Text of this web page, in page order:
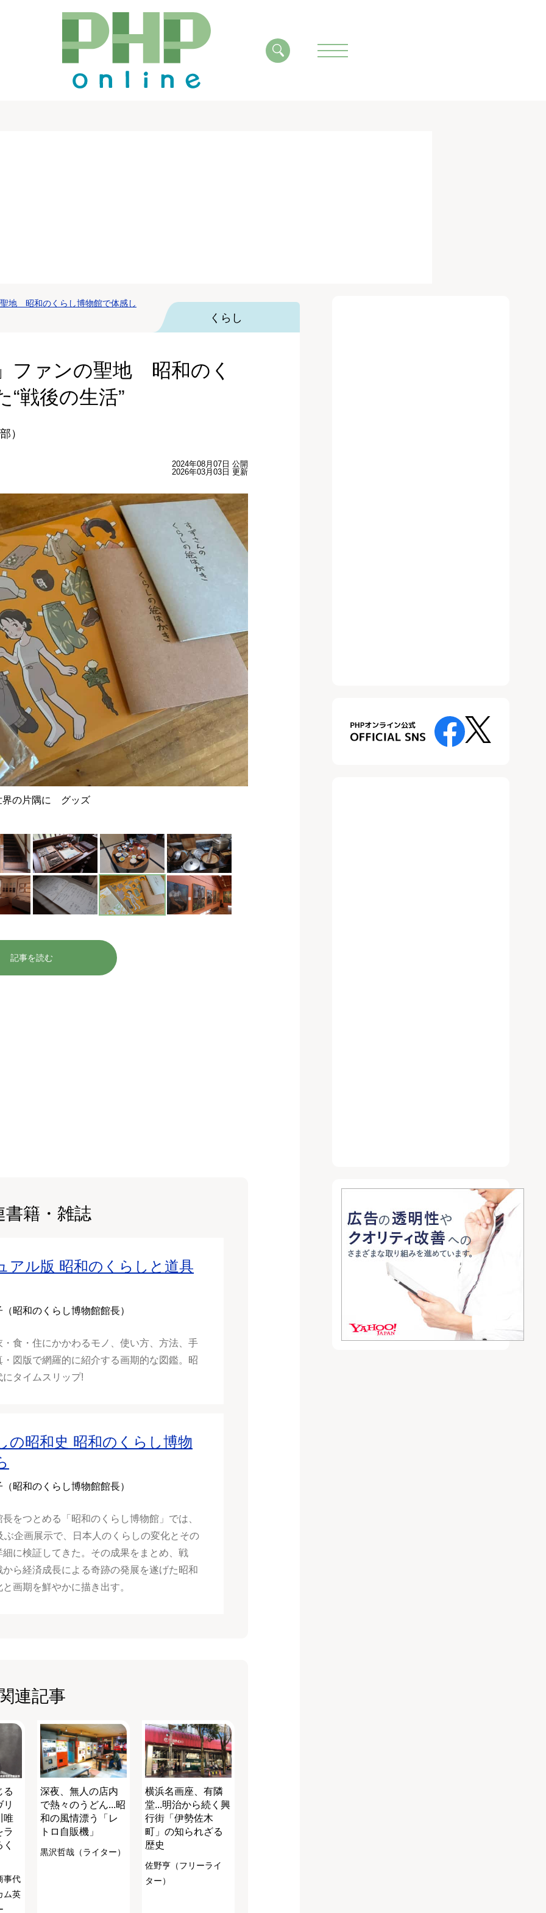
地 昭和のくらし博物館で体感し
くらし
ファンの聖地 昭和のく
“戦後の生活”
）
2024年08月07日 公開
2026年03月03日 更新
界の片隅に グッズ
記事を読む
書籍・雑誌
アル版 昭和のくらしと道具
昭和のくらし博物館館長）
・食・住にかかわるモノ、使い方、方法、手
・図版で網羅的に紹介する画期的な図鑑。昭
にタイムスリップ!
の昭和史 昭和のくらし博物
昭和のくらし博物館館長）
をつとめる「昭和のくらし博物館」では、
ぶ企画展示で、日本人のくらしの変化とその
細に検証してきた。その成果をまとめ、戦
から経済成長による奇跡の発展を遂げた昭和
画期を鮮やかに描き出す。
連記事
る
唯
ラ
事代
ム英
深夜、無人の店内
で熱々のうどん...昭
和の風情漂う「レ
トロ自販機」
黒沢哲哉（ライター）
横浜名画座、有隣
堂...明治から続く興
行街「伊勢佐木
町」の知られざる
歴史
佐野亨（フリーライ
ター）